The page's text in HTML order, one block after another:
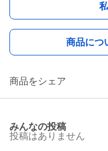
商品につ
商品をシェア
みんなの投稿
投稿はありません